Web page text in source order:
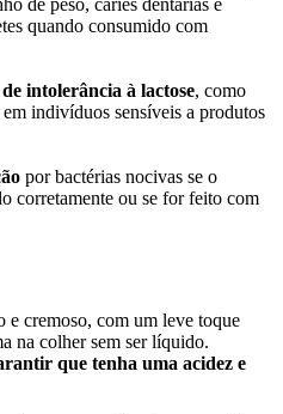
quando consumido com
intolerância à lactose, como
indivíduos sensíveis a produtos
por bactérias nocivas se o
corretamente ou se for feito com
e cremoso, com um leve toque
na colher sem ser líquido.
que tenha uma acidez e